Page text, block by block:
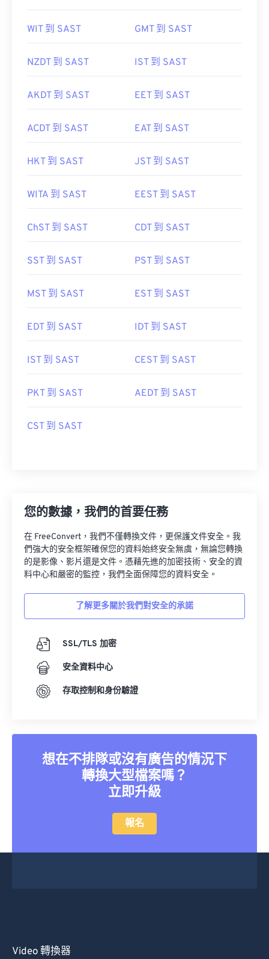
WIT 到 SAST GMT 到 SAST
NZDT 到 SAST IST 到 SAST
AKDT 到 SAST EET 到 SAST
ACDT 到 SAST EAT 到 SAST
HKT 到 SAST JST 到 SAST
WITA 到 SAST EEST 到 SAST
ChST 到 SAST CDT 到 SAST
SST 到 SAST PST 到 SAST
MST 到 SAST EST 到 SAST
EDT 到 SAST IDT 到 SAST
IST 到 SAST CEST 到 SAST
PKT 到 SAST AEDT 到 SAST
CST 到 SAST
您的數據，我們的首要任務
在 FreeConvert，我們不僅轉換文件，更保護文件安全。我
們強大的安全框架確保您的資料始終安全無虞，無論您轉換
的是影像、影片還是文件。憑藉先進的加密技術、安全的資
料中心和嚴密的監控，我們全面保障您的資料安全。
了解更多關於我們對安全的承諾
SSL/TLS 加密
安全資料中心
存取控制和身份驗證
想在不排隊或沒有廣告的情況下
轉換大型檔案嗎？
立即升級
報名
Video 轉換器